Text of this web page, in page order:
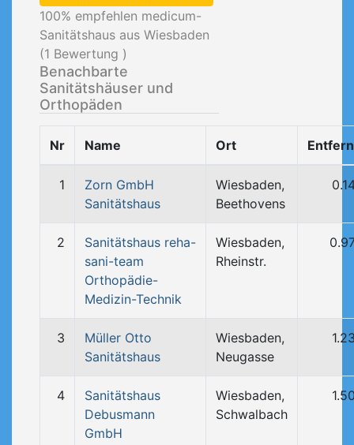
100% empfehlen medicum-
Sanitätshaus aus Wiesbaden
(1 Bewertung )
Benachbarte
Sanitätshäuser und
Orthopäden
Nr Name Ort
1
Zorn GmbH
Sanitätshaus
Wiesbaden,
Beethovens
2
Sanitätshaus reha-
sani-team
Orthopädie-
Medizin-Technik
Wiesbaden,
Rheinstr.
3
Müller Otto
Sanitätshaus
Wiesbaden,
Neugasse
4
Sanitätshaus
Debusmann
GmbH
Wiesbaden,
Schwalbach